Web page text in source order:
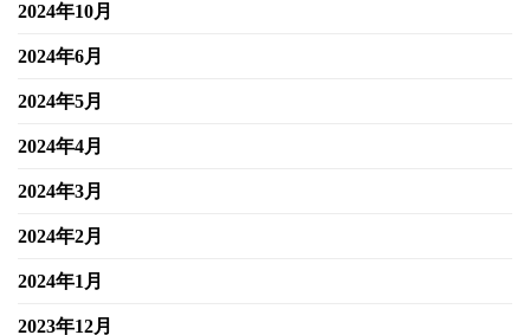
2024年10月
2024年6月
2024年5月
2024年4月
2024年3月
2024年2月
2024年1月
2023年12月